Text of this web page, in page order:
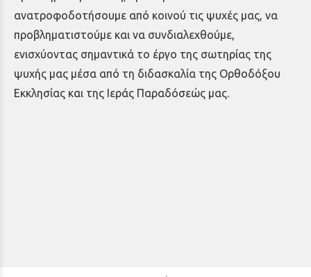
ανατροφοδοτήσουμε από κοινού τις ψυχές μας, να
προβληματιστούμε και να συνδιαλεχθούμε,
ενισχύοντας σημαντικά το έργο της σωτηρίας της
ψυχής μας μέσα από τη διδασκαλία της Ορθοδόξου
Εκκλησίας και της Ιεράς Παραδόσεώς μας.